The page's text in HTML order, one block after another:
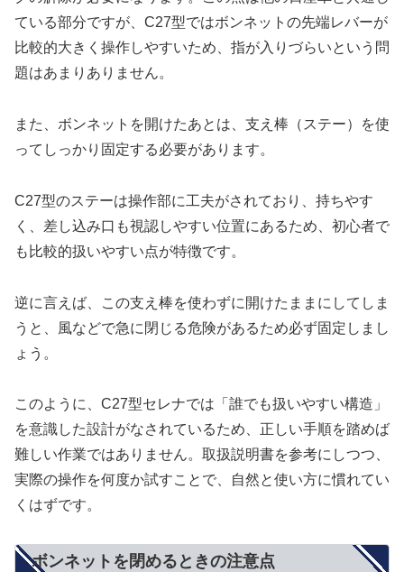
ている部分ですが、C27型ではボンネットの先端レバーが
比較的大きく操作しやすいため、指が入りづらいという問
題はあまりありません。
また、ボンネットを開けたあとは、支え棒（ステー）を使
ってしっかり固定する必要があります。
C27型のステーは操作部に工夫がされており、持ちやす
く、差し込み口も視認しやすい位置にあるため、初心者で
も比較的扱いやすい点が特徴です。
逆に言えば、この支え棒を使わずに開けたままにしてしま
うと、風などで急に閉じる危険があるため必ず固定しまし
ょう。
このように、C27型セレナでは「誰でも扱いやすい構造」
を意識した設計がなされているため、正しい手順を踏めば
難しい作業ではありません。取扱説明書を参考にしつつ、
実際の操作を何度か試すことで、自然と使い方に慣れてい
くはずです。
ボンネットを閉めるときの注意点